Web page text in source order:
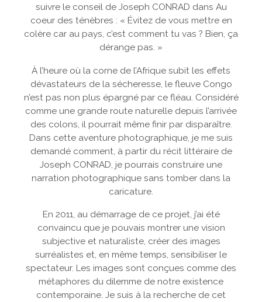
suivre le conseil de Joseph CONRAD dans Au
coeur des ténèbres : « Évitez de vous mettre en
colère car au pays, c’est comment tu vas ? Bien, ça
dérange pas. »
À l’heure où la corne de l’Afrique subit les effets
dévastateurs de la sécheresse, le fleuve Congo
n’est pas non plus épargné par ce fléau. Considéré
comme une grande route naturelle depuis l’arrivée
des colons, il pourrait même finir par disparaître.
Dans cette aventure photographique, je me suis
demandé comment, à partir du récit littéraire de
Joseph CONRAD, je pourrais construire une
narration photographique sans tomber dans la
caricature.
En 2011, au démarrage de ce projet, j’ai été
convaincu que je pouvais montrer une vision
subjective et naturaliste, créer des images
surréalistes et, en même temps, sensibiliser le
spectateur. Les images sont conçues comme des
métaphores du dilemme de notre existence
contemporaine. Je suis à la recherche de cet